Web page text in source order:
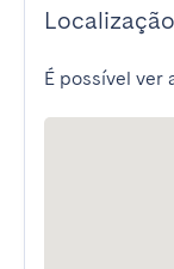
Localização
É possível ver